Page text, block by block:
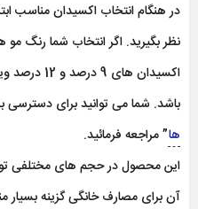
در هنگام انتخاب اکسیدان مناسب
نظر بگیرید. اگر انتخاب شما رنگ
اکسیدان
باشد. شما می توانید برای
ها” مراجعه فرمائید.
آن برای مصارف خانگی گزینه بسیار